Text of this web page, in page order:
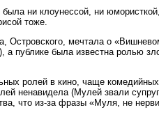
ни клоунессой, ни
тоже.
Островского, мечтала о
а публике была известна ролью
ролей в кино, чаще
ненавидела (Мулей звали
что из-за фразы «Муля, не